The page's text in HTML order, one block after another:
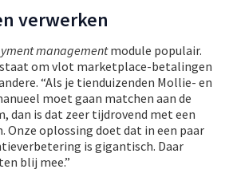
verwerken
managementmodule populair.
om vlot marketplace-betalingen
“Als je tienduizenden Mollie- en
moet gaan matchen aan de
dan is dat zeer tijdrovend met een
Onze oplossing doet dat in een paar
is gigantisch. Daar
blij mee.”